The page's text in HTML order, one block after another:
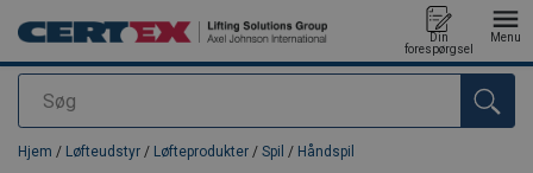
Søg
Din
forespørgsel
Menu
Produktet blev tilføjet til din forespørgsel
Hjem / Løfteudstyr / Løfteprodukter / Spil / Håndspil